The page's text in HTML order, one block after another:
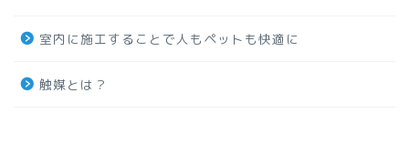
室内に施工することで人もペットも快適に
触媒とは？